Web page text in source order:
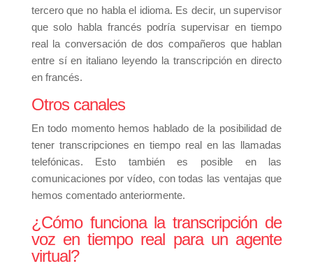
tercero que no habla el idioma. Es decir, un supervisor
que solo habla francés podría supervisar en tiempo
real la conversación de dos compañeros que hablan
entre sí en italiano leyendo la transcripción en directo
en francés.
Otros canales
En todo momento hemos hablado de la posibilidad de
tener transcripciones en tiempo real en las llamadas
telefónicas. Esto también es posible en las
comunicaciones por vídeo, con todas las ventajas que
hemos comentado anteriormente.
¿Cómo funciona la transcripción de
voz en tiempo real para un agente
virtual?